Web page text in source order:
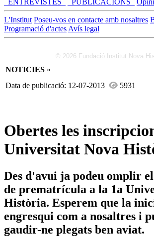
_ENTREVISTES_
_PUBLICACIONS_
L'Institut Poseu-vos en contacte amb nosaltres
Programació d'actes Avís legal
© 2026 Fundació Institut Nova
NOTICIES »
Data de publicació: 12-07-2013
5931
Obertes les
Universitat Nova
Des d'avui ja podeu omplir
de prematrícula a la 1a
Història. Esperem que la
engresqui com a nosaltres i
gaudir-ne plegats ben aviat.